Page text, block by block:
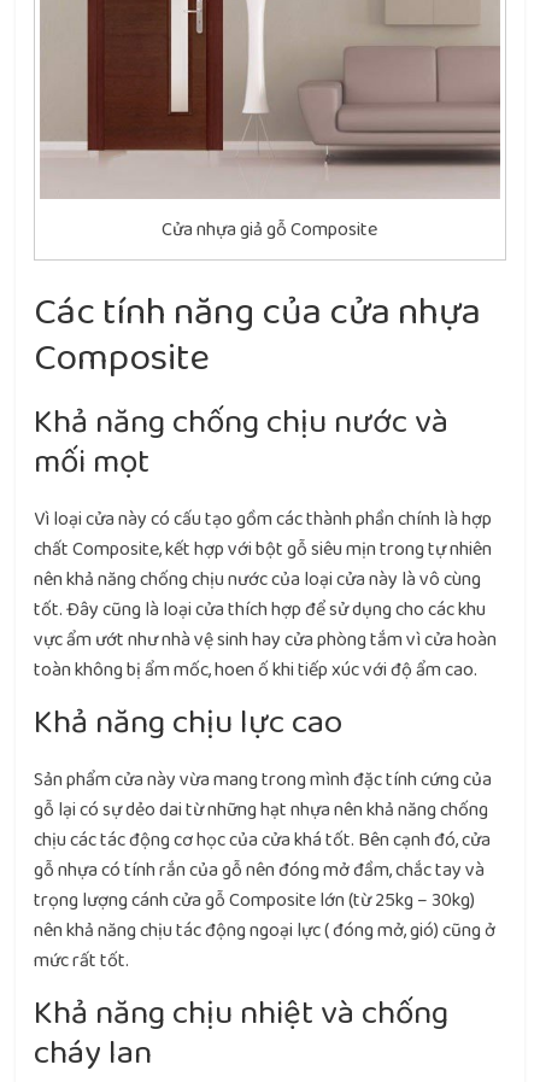
Cửa nhựa giả gỗ Composite
Các tính năng của cửa nhựa
Composite
Khả năng chống chịu nước và
mối mọt
Vì loại cửa này có cấu tạo gồm các thành phần chính là hợp
chất Composite, kết hợp với bột gỗ siêu mịn trong tự nhiên
nên khả năng chống chịu nước của loại cửa này là vô cùng
tốt. Đây cũng là loại cửa thích hợp để sử dụng cho các khu
vực ẩm ướt như nhà vệ sinh hay cửa phòng tắm vì cửa hoàn
toàn không bị ẩm mốc, hoen ố khi tiếp xúc với độ ẩm cao.
Khả năng chịu lực cao
Sản phẩm cửa này vừa mang trong mình đặc tính cứng của
gỗ lại có sự dẻo dai từ những hạt nhựa nên khả năng chống
chịu các tác động cơ học của cửa khá tốt. Bên cạnh đó, cửa
gỗ nhựa có tính rắn của gỗ nên đóng mở đầm, chắc tay và
trọng lượng cánh cửa gỗ Composite lớn (từ 25kg – 30kg)
nên khả năng chịu tác động ngoại lực ( đóng mở, gió) cũng ở
mức rất tốt.
Khả năng chịu nhiệt và chống
cháy lan